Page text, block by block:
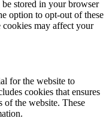
stored in your browser
option to opt-out of these
may affect your
for the website to
cookies that ensures
of the website. These